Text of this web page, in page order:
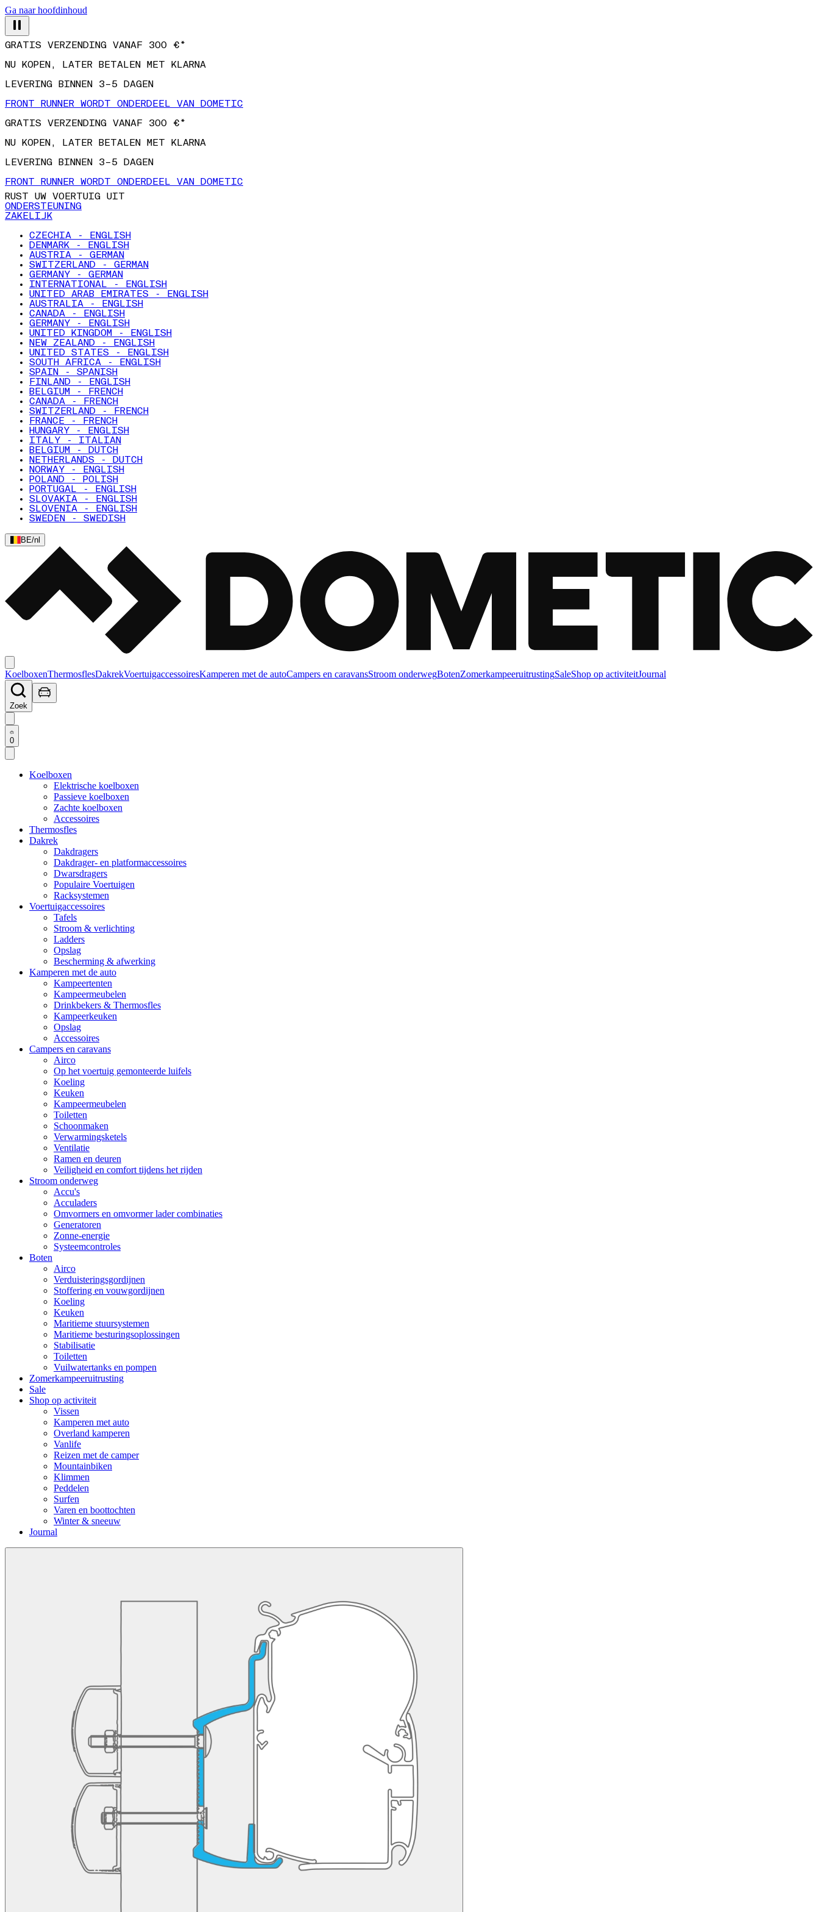
Ga naar hoofdinhoud
GRATIS VERZENDING VANAF 300 €*
NU KOPEN, LATER BETALEN MET KLARNA
LEVERING BINNEN 3–5 DAGEN
FRONT RUNNER WORDT ONDERDEEL VAN DOMETIC
GRATIS VERZENDING VANAF 300 €*
NU KOPEN, LATER BETALEN MET KLARNA
LEVERING BINNEN 3–5 DAGEN
FRONT RUNNER WORDT ONDERDEEL VAN DOMETIC
RUST UW VOERTUIG UIT
ONDERSTEUNING
ZAKELIJK
CZECHIA - ENGLISH
DENMARK - ENGLISH
AUSTRIA - GERMAN
SWITZERLAND - GERMAN
GERMANY - GERMAN
INTERNATIONAL - ENGLISH
UNITED ARAB EMIRATES - ENGLISH
AUSTRALIA - ENGLISH
CANADA - ENGLISH
GERMANY - ENGLISH
UNITED KINGDOM - ENGLISH
NEW ZEALAND - ENGLISH
UNITED STATES - ENGLISH
SOUTH AFRICA - ENGLISH
SPAIN - SPANISH
FINLAND - ENGLISH
BELGIUM - FRENCH
CANADA - FRENCH
SWITZERLAND - FRENCH
FRANCE - FRENCH
HUNGARY - ENGLISH
ITALY - ITALIAN
BELGIUM - DUTCH
NETHERLANDS - DUTCH
NORWAY - ENGLISH
POLAND - POLISH
PORTUGAL - ENGLISH
SLOVAKIA - ENGLISH
SLOVENIA - ENGLISH
SWEDEN - SWEDISH
BE/nl
KoelboxenThermosflesDakrekVoertuigaccessoiresKamperen met de autoCampers en caravansStroom onderwegBotenZomerkampeeruitrustingSaleShop op activiteitJournal
Zoek
0
Koelboxen
Elektrische koelboxen
Passieve koelboxen
Zachte koelboxen
Accessoires
Thermosfles
Dakrek
Dakdragers
Dakdrager- en platformaccessoires
Dwarsdragers
Populaire Voertuigen
Racksystemen
Voertuigaccessoires
Tafels
Stroom & verlichting
Ladders
Opslag
Bescherming & afwerking
Kamperen met de auto
Kampeertenten
Kampeermeubelen
Drinkbekers & Thermosfles
Kampeerkeuken
Opslag
Accessoires
Campers en caravans
Airco
Op het voertuig gemonteerde luifels
Koeling
Keuken
Kampeermeubelen
Toiletten
Schoonmaken
Verwarmingsketels
Ventilatie
Ramen en deuren
Veiligheid en comfort tijdens het rijden
Stroom onderweg
Accu's
Acculaders
Omvormers en omvormer lader combinaties
Generatoren
Zonne-energie
Systeemcontroles
Boten
Airco
Verduisteringsgordijnen
Stoffering en vouwgordijnen
Koeling
Keuken
Maritieme stuursystemen
Maritieme besturingsoplossingen
Stabilisatie
Toiletten
Vuilwatertanks en pompen
Zomerkampeeruitrusting
Sale
Shop op activiteit
Vissen
Kamperen met auto
Overland kamperen
Vanlife
Reizen met de camper
Mountainbiken
Klimmen
Peddelen
Surfen
Varen en boottochten
Winter & sneeuw
Journal